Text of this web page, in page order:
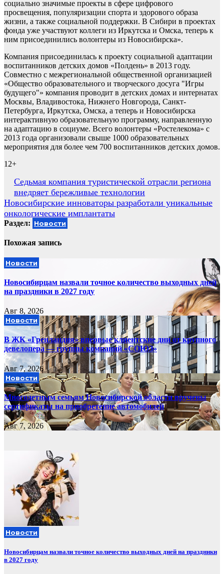
социально значимые проекты в сфере цифрового
просвещения, популяризации спорта и здорового образа
жизни, а также социальной поддержки. В Сибири в проектах
фонда уже участвуют коллеги из Иркутска и Омска, теперь к
ним присоединились волонтеры из Новосибирска».
Компания присоединилась к проекту социальной адаптации
воспитанников детских домов «Полдень» в 2013 году.
Совместно с межрегиональной общественной организацией
«Общество образовательного и творческого досуга "Игры
будущего"» компания проводит в детских домах и интернатах
Москвы, Владивостока, Нижнего Новгорода, Санкт-
Петербурга, Иркутска, Омска, а теперь и Новосибирска
интерактивную образовательную программу, направленную
на адаптацию в социуме. Всего волонтеры «Ростелекома» с
2013 года организовали свыше 1000 образовательных
мероприятия для более чем 700 воспитанников детских домов.
12+
Навигация
по
записям
Седьмая компания туристической отрасли региона
внедряет бережливые технологии
Новосибирские инноваторы разработали уникальные
онкологические имплантаты
Раздел: Новости
Похожая запись
Новости
Новосибирцам назвали точное количество выходных дней
на праздники в 2027 году
Авг 8, 2026
Новости
В ЖК «Гренландия» впервые клиентские дни от крупного
девелопера — группы компаний «СОЮЗ»
Авг 7, 2026
Новости
Многодетным семьям Новосибирской области вручены
сертификаты на приобретение автомобилей
Авг 7, 2026
Новости
Новосибирцам назвали точное количество выходных дней на праздники
в 2027 году